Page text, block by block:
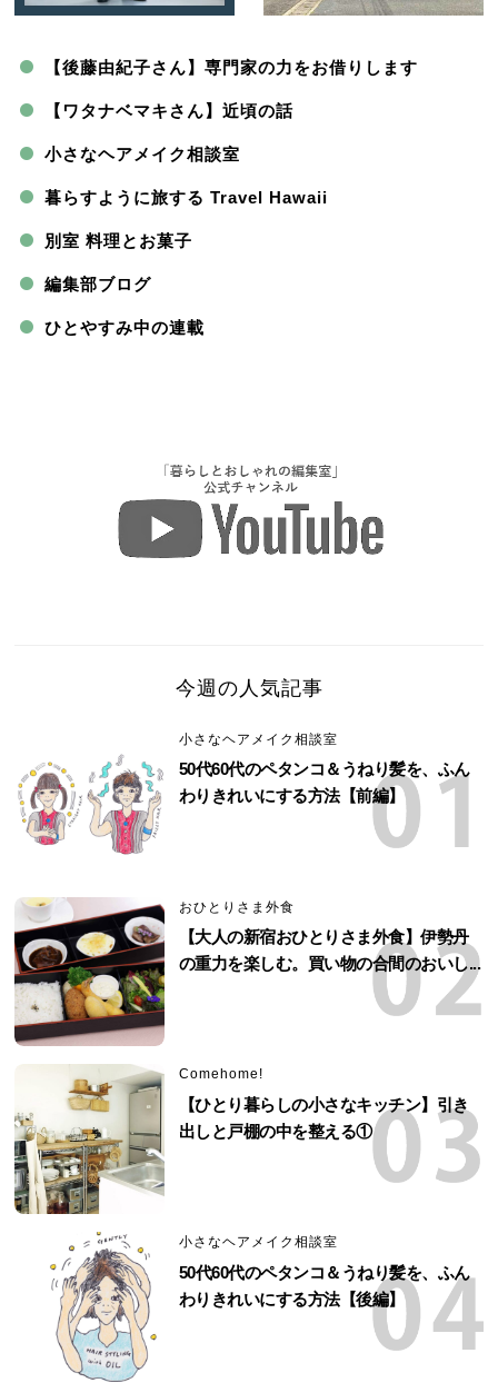
【後藤由紀子さん】専門家の力をお借りします
【ワタナベマキさん】近頃の話
小さなヘアメイク相談室
暮らすように旅する Travel Hawaii
別室 料理とお菓子
編集部ブログ
ひとやすみ中の連載
今週の人気記事
小さなヘアメイク相談室
50代60代のペタンコ＆うねり髪を、ふん
わりきれいにする方法【前編】
おひとりさま外食
【大人の新宿おひとりさま外食】伊勢丹
の重力を楽しむ。買い物の合間のおいし...
Comehome!
【ひとり暮らしの小さなキッチン】引き
出しと戸棚の中を整える①
小さなヘアメイク相談室
50代60代のペタンコ＆うねり髪を、ふん
わりきれいにする方法【後編】